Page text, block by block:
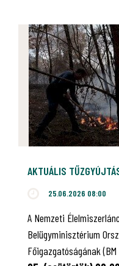
AKTUÁLIS
25.06.2026 08:00
A Nemzeti
Belügyminisztérium
Főigazgatóságának